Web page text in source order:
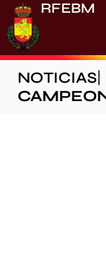
RFEBM
NOTICIAS